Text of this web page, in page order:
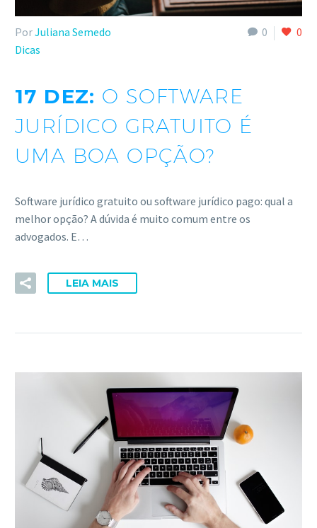
0 0
PorJuliana Semedo
Dicas
17 DEZ: O SOFTWARE
JURÍDICO GRATUITO É
UMA BOA OPÇÃO?
Software jurídico gratuito ou software jurídico pago: qual a
melhor opção? A dúvida é muito comum entre os
advogados. E…
LEIA MAIS